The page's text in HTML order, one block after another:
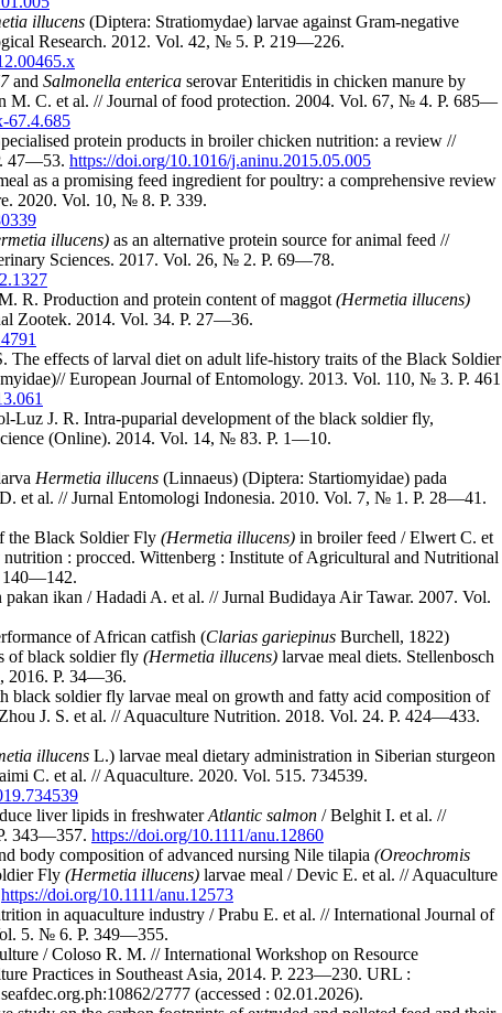
illucens (Diptera: Stratiomydae) larvae against Gram-negative
Research. 2012. Vol. 42, № 5. P. 219—226.
and Salmonella enterica serovar Enteritidis in chicken manure by
M. C. et al. // Journal of food protection. 2004. Vol. 67, № 4. P. 685—
67.4.685
protein products in broiler chicken nutrition: a review //
47—53. https://doi.org/10.1016/j.aninu.2015.05.005
as a promising feed ingredient for poultry: a comprehensive review
2020. Vol. 10, № 8. Р. 339.
illucens) as an alternative protein source for animal feed //
Sciences. 2017. Vol. 26, № 2. P. 69—78.
R. Production and protein content of maggot (Hermetia illucens)
Zootek. 2014. Vol. 34. P. 27—36.
The effects of larval diet on adult life-history traits of the Black Soldier
// European Journal of Entomology. 2013. Vol. 110, № 3. P. 461
Luz J. R. Intra-puparial development of the black soldier fly,
(Online). 2014. Vol. 14, № 83. P. 1—10.
Hermetia illucens (Linnaeus) (Diptera: Startiomyidae) pada
et al. // Jurnal Entomologi Indonesia. 2010. Vol. 7, № 1. P. 28—41.
the Black Soldier Fly (Hermetia illucens) in broiler feed / Elwert C. et
: procced. Wittenberg : Institute of Agricultural and Nutritional
140—142.
pakan ikan / Hadadi A. et al. // Jurnal Budidaya Air Tawar. 2007. Vol.
of African catfish (Clarias gariepinus Burchell, 1822)
of black soldier fly (Hermetia illucens) larvae meal diets. Stellenbosch
2016. P. 34—36.
black soldier fly larvae meal on growth and fatty acid composition of
J. S. et al. // Aquaculture Nutrition. 2018. Vol. 24. P. 424—433.
illucens L.) larvae meal dietary administration in Siberian sturgeon
C. et al. // Aquaculture. 2020. Vol. 515. 734539.
liver lipids in freshwaterAtlantic salmon / Belghit I. et al. //
343—357. https://doi.org/10.1111/anu.12860
body composition of advanced nursing Nile tilapia (Oreochromis
Fly (Hermetia illucens) larvae meal / Devic E. et al. // Aquaculture
https://doi.org/10.1111/anu.12573
in aquaculture industry / Prabu E. et al. // International Journal of
5. № 6. P. 349—355.
/ Coloso R. M. // International Workshop on Resource
Practices in Southeast Asia, 2014. P. 223—230. URL :
2777 (accessed : 02.01.2026).